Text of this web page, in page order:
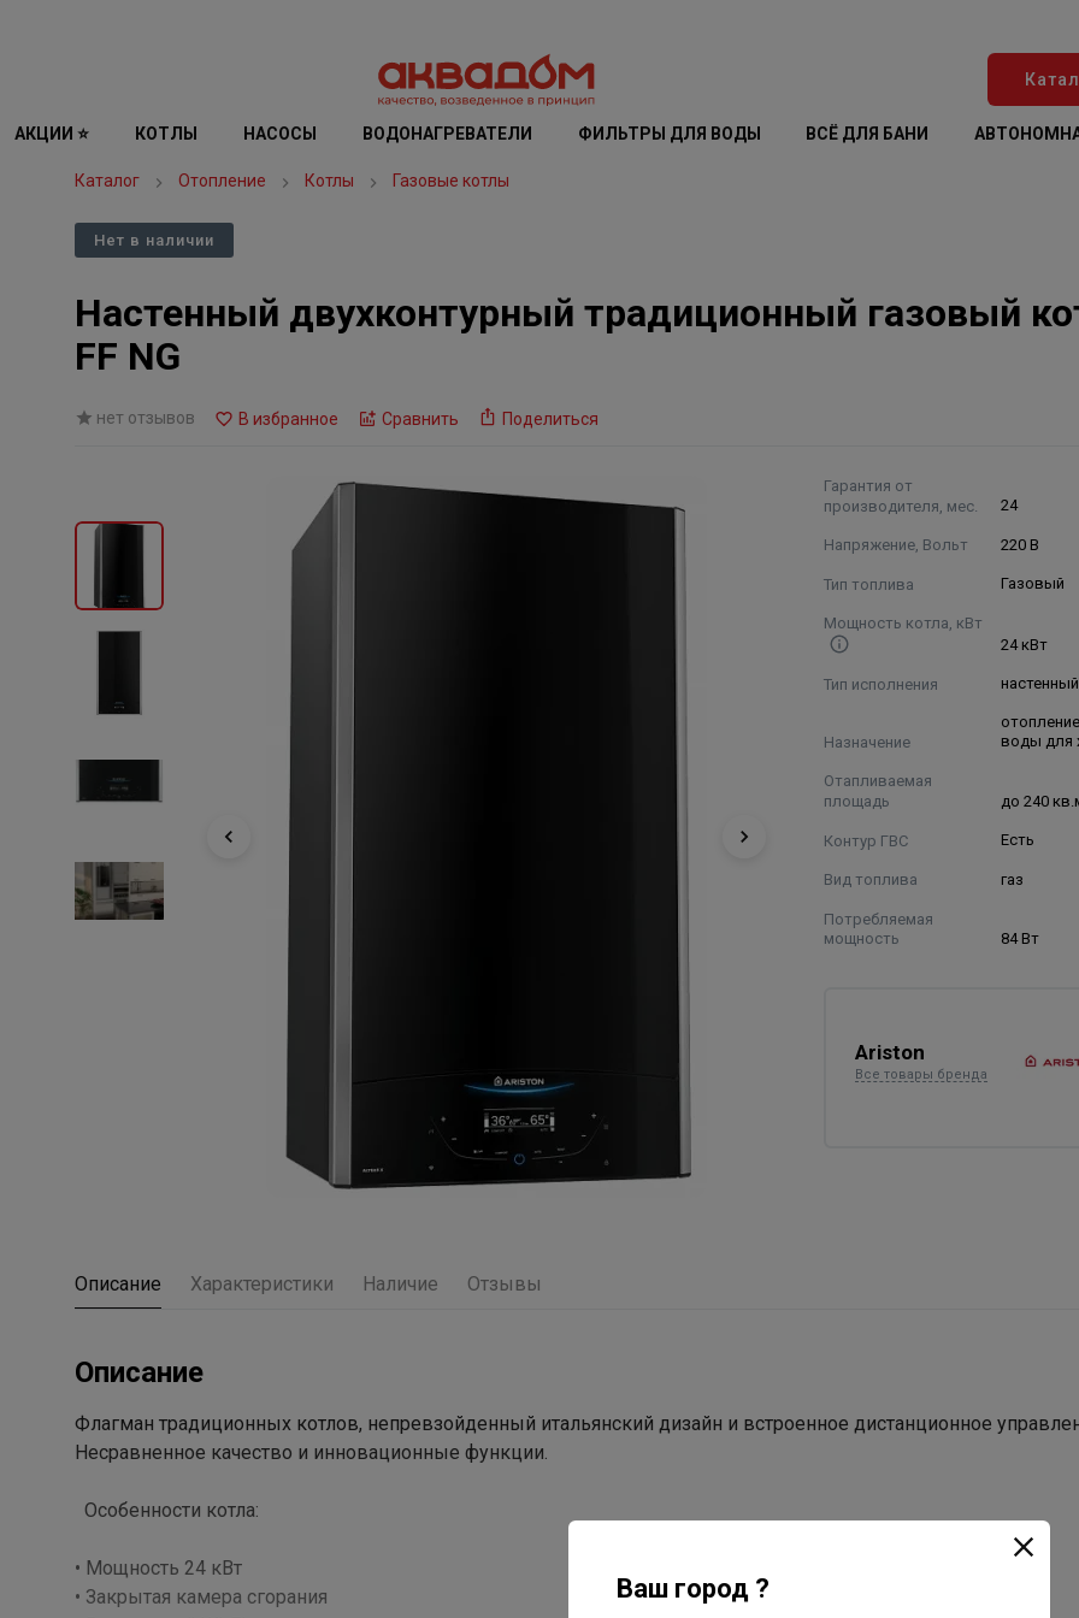
АКЦИИ ⭐ КОТЛЫ НАСОСЫ ВОДОНАГРЕВАТЕЛИ ФИЛЬТРЫ ДЛЯ ВОДЫ ВСЁ ДЛЯ БАНИ
Каталог Отопление Котлы Газовые котлы
Нет в наличии
Настенный двухконтурный традиционный газовый
FF NG
нет отзывов В избранное Сравнить Поделиться
Гарантия от
производителя, мес.
24
Напряжение, Вольт 220 В
Тип топлива Газовый
Мощность котла, кВт
24 кВт
Тип исполнения настенный
Назначение
воды для
Отапливаемая
площадь
до 240
Контур ГВС Есть
Вид топлива газ
Потребляемая
мощность
84 Вт
Ariston
Все товары бренда
Описание Характеристики Наличие Отзывы
Описание
Флагман традиционных котлов, непревзойденный итальянский дизайн и встроенное дистанционное
Несравненное качество и инновационные функции.
Особенности котла:
• Мощность 24 кВт
• Закрытая камера сгорания
Ваш город ?